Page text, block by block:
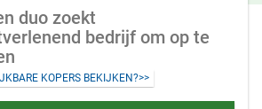
duo zoekt
bedrijf om op te
KOPERS BEKIJKEN?>>